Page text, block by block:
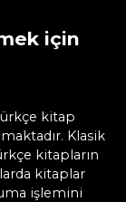
için
kitap
Klasik
kitapların
kitaplar
işlemini